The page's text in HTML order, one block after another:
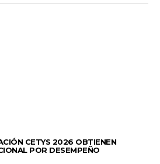
CETYS 2026 OBTIENEN
POR DESEMPEÑO